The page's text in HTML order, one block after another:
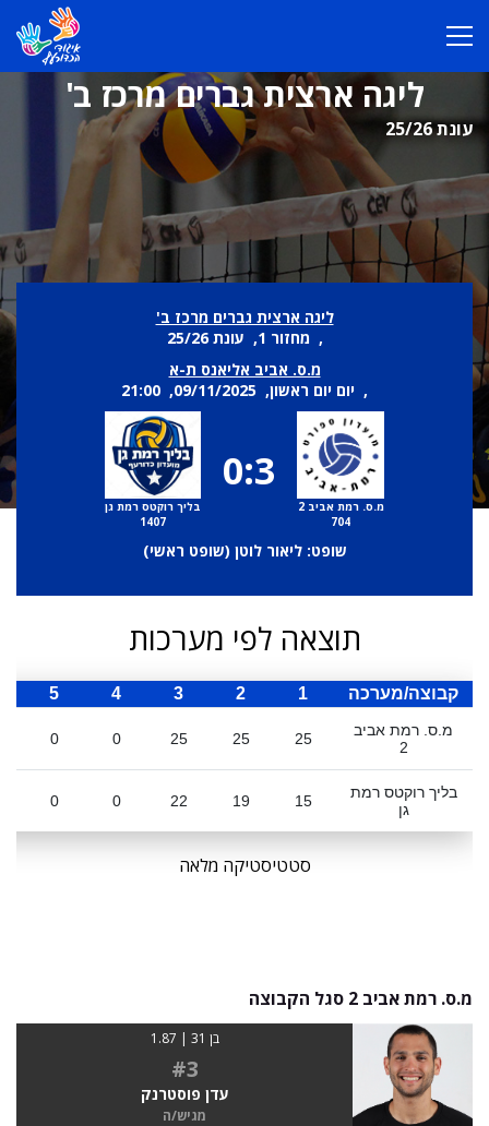
ליגה ארצית גברים מרכז ב'
עונת 25/26
ליגה ארצית גברים מרכז ב'
, מחזור 1, עונת 25/26
מ.ס. אביב אליאנס ת-א
, יום יום ראשון, 09/11/2025, 21:00
מ.ס. רמת אביב 2
704
0:3
בליך רוקטס רמת גן
1407
שופט: ליאור לוטן (שופט ראשי)
תוצאה לפי מערכות
קבוצה/מערכה 1
2
3
4
5
מ.ס. רמת אביב
2
25
25
25
0
0
בליך רוקטס רמת
גן
15
19
22
0
0
סטטיסטיקה מלאה
מ.ס. רמת אביב 2 סגל הקבוצה
בן 31 | 1.87
#3
עדן פוסטרנק
מגיש/ה